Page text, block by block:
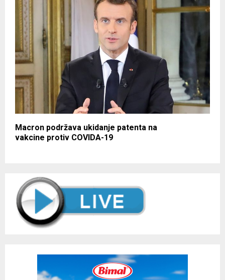
Macron podržava ukidanje patenta na
vakcine protiv COVIDA-19